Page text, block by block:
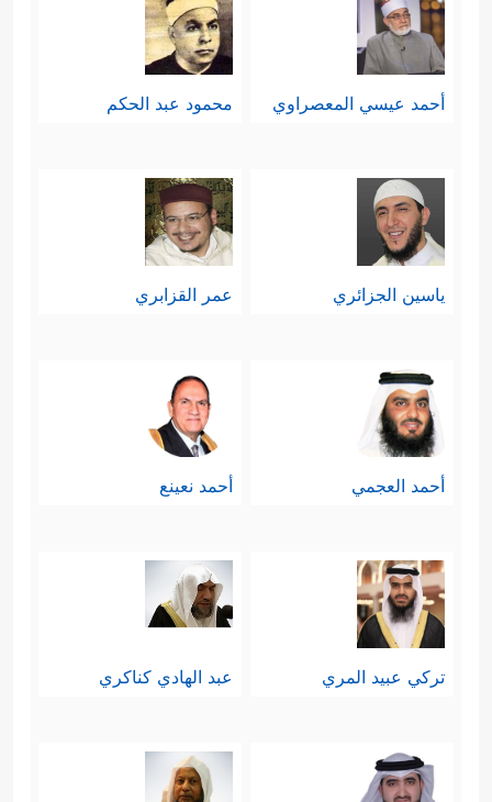
أحمد عيسي المعصراوي محمود عبد الحكم
ياسين الجزائري عمر القزابري
أحمد العجمي أحمد نعينع
تركي عبيد المري عبد الهادي كناكري